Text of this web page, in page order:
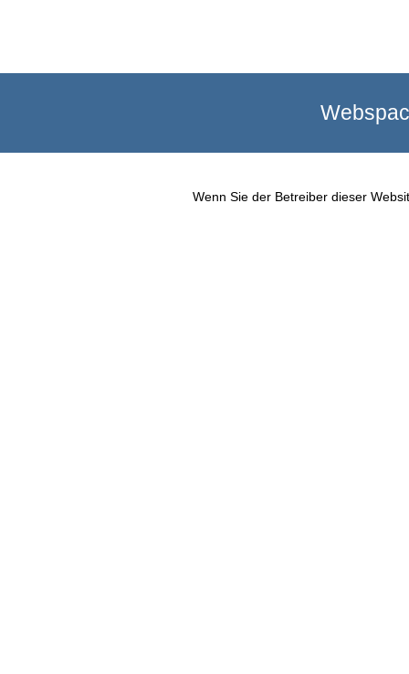
Wenn Sie der Betreiber dieser